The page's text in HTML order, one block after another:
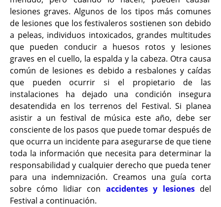
lesiones graves. Algunos de los tipos más comunes
de lesiones que los festivaleros sostienen son debido
a peleas, individuos intoxicados, grandes multitudes
que pueden conducir a huesos rotos y lesiones
graves en el cuello, la espalda y la cabeza. Otra causa
común de lesiones es debido a resbalones y caídas
que pueden ocurrir si el propietario de las
instalaciones ha dejado una condición insegura
desatendida en los terrenos del Festival. Si planea
asistir a un festival de música este año, debe ser
consciente de los pasos que puede tomar después de
que ocurra un incidente para asegurarse de que tiene
toda la información que necesita para determinar la
responsabilidad y cualquier derecho que pueda tener
para una indemnización. Creamos una guía corta
sobre cómo lidiar con accidentes y lesionesdel
Festival a continuación.